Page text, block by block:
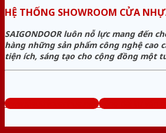
HỆ THỐNG SHOWROOM CỬA
SAIGONDOOR luôn nỗ lực mang đến
hàng những sản phẩm công nghệ cao
tiện ích, sáng tạo cho cộng đồng một
www.sieuthicuanhua.net Tổng đài tư vấn